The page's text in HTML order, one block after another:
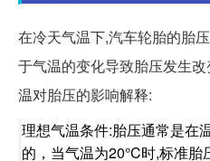
在冷天气温下,汽车轮胎的胎
于气温的变化导致胎压发生
温对胎压的影响解释:
理想气温条件:胎压通常是在
的，当气温为20°C时,标准胎